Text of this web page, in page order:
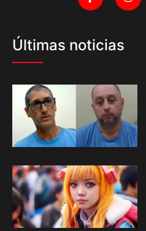
Últimas noticias